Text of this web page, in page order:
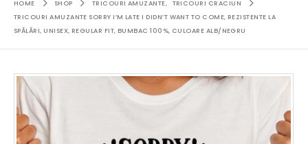
HOME SHOP TRICOURI AMUZANTE,
TRICOURI CRACIUN
TRICOURI AMUZANTE SORRY I’M LATE I DIDN’T WANT TO COME, REZISTENTE LA
SPĂLĂRI, UNISEX, REGULAR FIT, BUMBAC 100%, CULOARE ALB/NEGRU